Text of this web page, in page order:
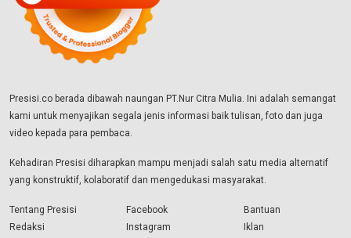
Presisi.co berada dibawah naungan PT.Nur Citra Mulia. Ini adalah semangat
kami untuk menyajikan segala jenis informasi baik tulisan, foto dan juga
video kepada para pembaca.
Kehadiran Presisi diharapkan mampu menjadi salah satu media alternatif
yang konstruktif, kolaboratif dan mengedukasi masyarakat.
Tentang Presisi
Redaksi
Facebook
Instagram
Bantuan
Iklan